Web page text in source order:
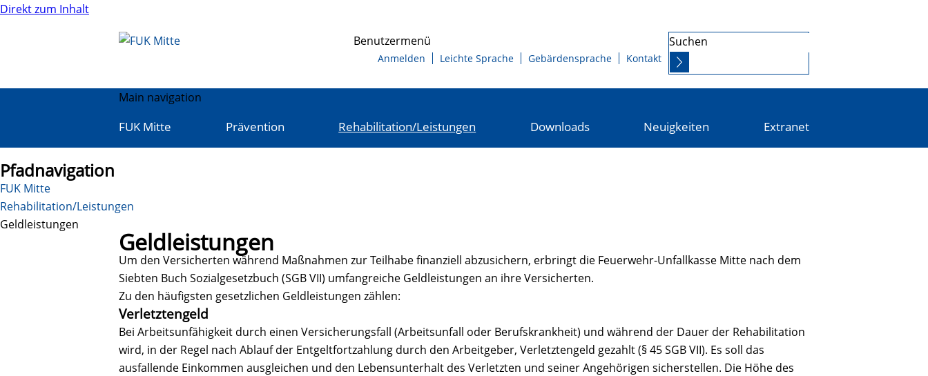
Direkt zum Inhalt
Benutzermenü
Anmelden Leichte Sprache Gebärdensprache Kontakt
Suchen
Main navigation
FUK Mitte Prävention Rehabilitation/Leistungen Downloads Neuigkeiten Extranet
Pfadnavigation
FUK Mitte
Rehabilitation/Leistungen
Geldleistungen
Geldleistungen
Um den Versicherten während Maßnahmen zur Teilhabe finanziell abzusichern, erbringt die Feuerwehr-Unfallkasse Mitte nach dem
Siebten Buch Sozialgesetzbuch (SGB VII) umfangreiche Geldleistungen an ihre Versicherten.
Zu den häufigsten gesetzlichen Geldleistungen zählen:
Verletztengeld
Bei Arbeitsunfähigkeit durch einen Versicherungsfall (Arbeitsunfall oder Berufskrankheit) und während der Dauer der Rehabilitation
wird, in der Regel nach Ablauf der Entgeltfortzahlung durch den Arbeitgeber, Verletztengeld gezahlt (§ 45 SGB VII). Es soll das
ausfallende Einkommen ausgleichen und den Lebensunterhalt des Verletzten und seiner Angehörigen sicherstellen. Die Höhe des